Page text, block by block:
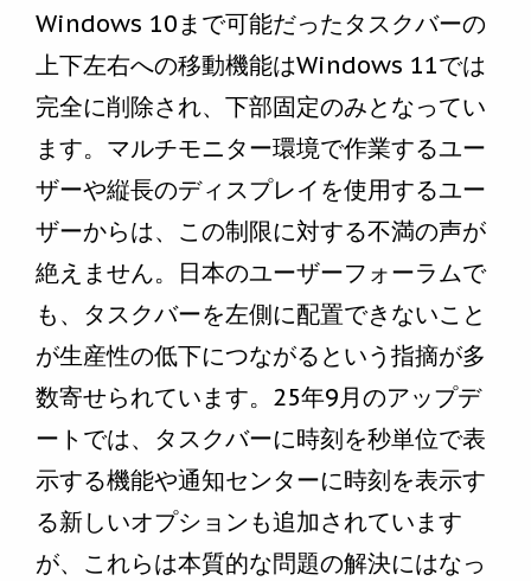
Windows 10まで可能だったタスクバーの
上下左右への移動機能はWindows 11では
完全に削除され、下部固定のみとなってい
ます。マルチモニター環境で作業するユー
ザーや縦長のディスプレイを使用するユー
ザーからは、この制限に対する不満の声が
絶えません。日本のユーザーフォーラムで
も、タスクバーを左側に配置できないこと
が生産性の低下につながるという指摘が多
数寄せられています。25年9月のアップデ
ートでは、タスクバーに時刻を秒単位で表
示する機能や通知センターに時刻を表示す
る新しいオプションも追加されています
が、これらは本質的な問題の解決にはなっ